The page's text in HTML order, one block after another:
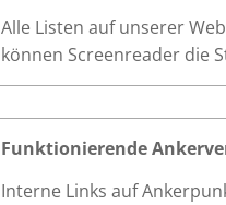
Alle Listen auf unserer
können Screenreader die
Funktionierende
Interne Links auf